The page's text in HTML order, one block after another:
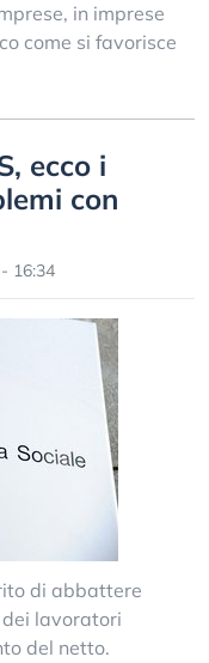
in imprese
come si favorisce
ecco i
con
16:34
di abbattere
lavoratori
del netto.